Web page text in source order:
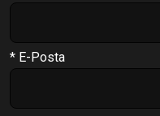
Takip Sistemi
PT Formu
* E-Posta